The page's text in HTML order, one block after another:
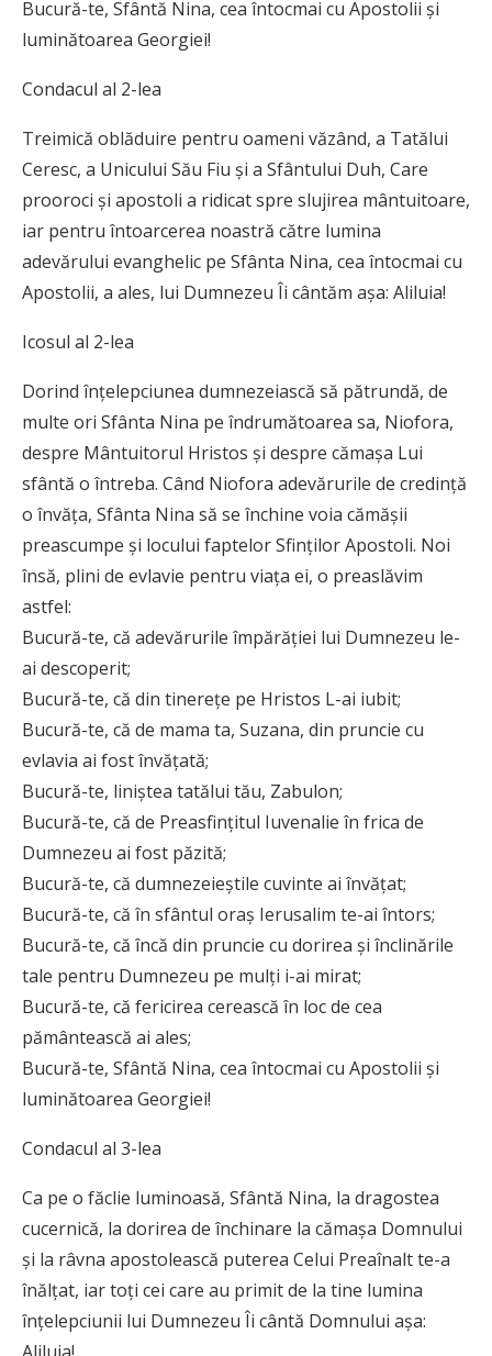
Bucură-te, Sfântă Nina, cea întocmai cu Apostolii și
luminătoarea Georgiei!
Condacul al 2-lea
Treimică oblăduire pentru oameni văzând, a Tatălui
Ceresc, a Unicului Său Fiu și a Sfântului Duh, Care
prooroci și apostoli a ridicat spre slujirea mântuitoare,
iar pentru întoarcerea noastră către lumina
adevărului evanghelic pe Sfânta Nina, cea întocmai cu
Apostolii, a ales, lui Dumnezeu Îi cântăm așa: Aliluia!
Icosul al 2-lea
Dorind înțelepciunea dumnezeiască să pătrundă, de
multe ori Sfânta Nina pe îndrumătoarea sa, Niofora,
despre Mântuitorul Hristos și despre cămașa Lui
sfântă o întreba. Când Niofora adevărurile de credință
o învăța, Sfânta Nina să se închine voia cămășii
preascumpe și locului faptelor Sfinților Apostoli. Noi
însă, plini de evlavie pentru viața ei, o preaslăvim
astfel:
Bucură-te, că adevărurile împărăției lui Dumnezeu le-
ai descoperit;
Bucură-te, că din tinerețe pe Hristos L-ai iubit;
Bucură-te, că de mama ta, Suzana, din pruncie cu
evlavia ai fost învățată;
Bucură-te, liniștea tatălui tău, Zabulon;
Bucură-te, că de Preasfințitul Iuvenalie în frica de
Dumnezeu ai fost păzită;
Bucură-te, că dumnezeieștile cuvinte ai învățat;
Bucură-te, că în sfântul oraș Ierusalim te-ai întors;
Bucură-te, că încă din pruncie cu dorirea și înclinările
tale pentru Dumnezeu pe mulți i-ai mirat;
Bucură-te, că fericirea cerească în loc de cea
pământească ai ales;
Bucură-te, Sfântă Nina, cea întocmai cu Apostolii și
luminătoarea Georgiei!
Condacul al 3-lea
Ca pe o făclie luminoasă, Sfântă Nina, la dragostea
cucernică, la dorirea de închinare la cămașa Domnului
și la râvna apostolească puterea Celui Preaînalt te-a
înălțat, iar toți cei care au primit de la tine lumina
înțelepciunii lui Dumnezeu Îi cântă Domnului așa: